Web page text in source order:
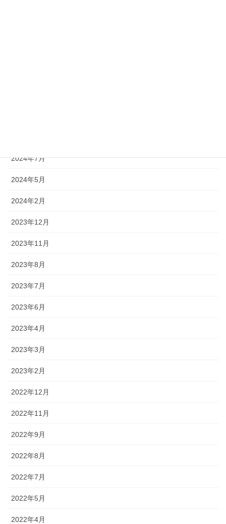
2024年7月
2024年5月
2024年2月
2023年12月
2023年11月
2023年8月
2023年7月
2023年6月
2023年4月
2023年3月
2023年2月
2022年12月
2022年11月
2022年9月
2022年8月
2022年7月
2022年5月
2022年4月